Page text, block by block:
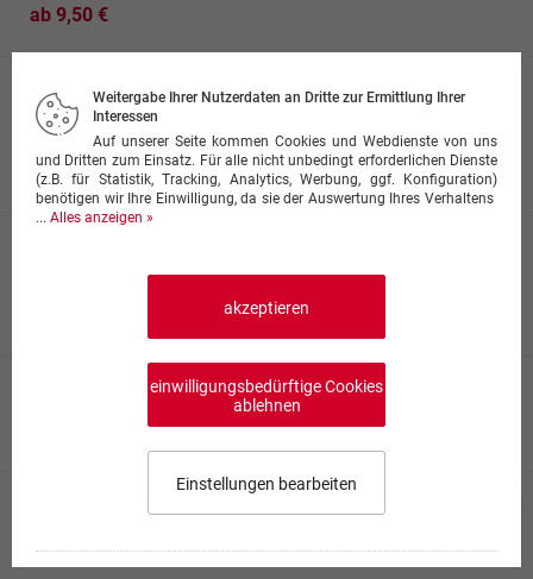
ab 9,50 €
Nudeln Mamma Mia
mit frischen Champignons, Schweinefiletstreifen,
Bolognesesauce und Käse überbacken
ab 9,50 €
mit Schinken und Sahnesauce
Rigatoni a la Funghi
Cognac-Rahmsauce flambiert
Weitergabe Ihrer Nutzerdaten an Dritte zur Ermittlung Ihrer
Interessen
Auf unserer Seite kommen Cookies und Webdienste von uns
und Dritten zum Einsatz. Für alle nicht unbedingt erforderlichen Dienste
(z.B. für Statistik, Tracking, Analytics, Werbung, ggf. Konfiguration)
benötigen wir Ihre Einwilligung, da sie der Auswertung Ihres Verhaltens
... Alles anzeigen »
akzeptieren
einwilligungsbedürftige Cookies
ablehnen
Einstellungen bearbeiten